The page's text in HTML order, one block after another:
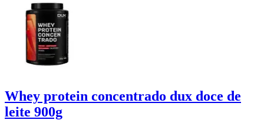
Whey protein concentrado dux doce de
leite 900g